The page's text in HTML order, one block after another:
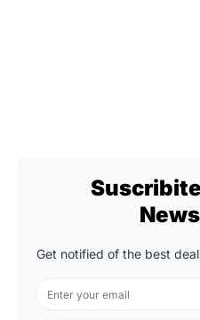
Get notified of the best